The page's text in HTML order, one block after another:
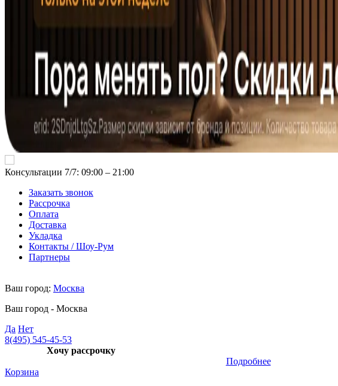
Консультации 7/7: 09:00 ‒ 21:00
Заказать звонок
Рассрочка
Оплата
Доставка
Укладка
Контакты / Шоу-Рум
Партнеры
Ваш город: Москва
Ваш город - Москва
Да Нет
8(495) 545-45-53
Хочу рассрочку
Подробнее
Корзина